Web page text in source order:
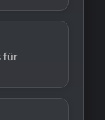
für